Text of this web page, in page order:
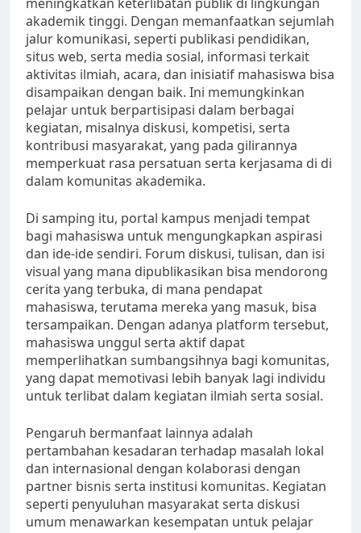
akademik tinggi. Dengan memanfaatkan sejumlah
jalur komunikasi, seperti publikasi pendidikan,
situs web, serta media sosial, informasi terkait
aktivitas ilmiah, acara, dan inisiatif mahasiswa bisa
disampaikan dengan baik. Ini memungkinkan
pelajar untuk berpartisipasi dalam berbagai
kegiatan, misalnya diskusi, kompetisi, serta
kontribusi masyarakat, yang pada gilirannya
memperkuat rasa persatuan serta kerjasama di di
dalam komunitas akademika.
Di samping itu, portal kampus menjadi tempat
bagi mahasiswa untuk mengungkapkan aspirasi
dan ide-ide sendiri. Forum diskusi, tulisan, dan isi
visual yang mana dipublikasikan bisa mendorong
cerita yang terbuka, di mana pendapat
mahasiswa, terutama mereka yang masuk, bisa
tersampaikan. Dengan adanya platform tersebut,
mahasiswa unggul serta aktif dapat
memperlihatkan sumbangsihnya bagi komunitas,
yang dapat memotivasi lebih banyak lagi individu
untuk terlibat dalam kegiatan ilmiah serta sosial.
Pengaruh bermanfaat lainnya adalah
pertambahan kesadaran terhadap masalah lokal
dan internasional dengan kolaborasi dengan
partner bisnis serta institusi komunitas. Kegiatan
seperti penyuluhan masyarakat serta diskusi
umum menawarkan kesempatan untuk pelajar